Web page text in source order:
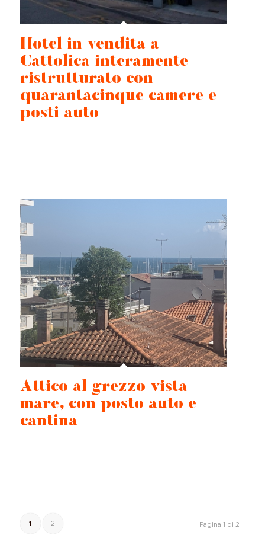
Hotel in vendita a
Cattolica interamente
ristrutturato con
quarantacinque camere e
posti auto
Attico al grezzo vista
mare, con posto auto e
cantina
Pagina 1 di 2
1 2